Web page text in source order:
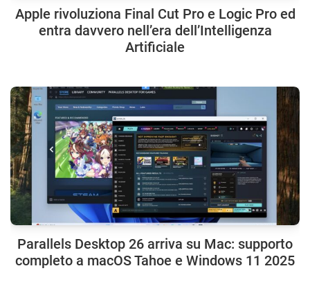
Apple rivoluziona Final Cut Pro e Logic Pro ed
entra davvero nell’era dell’Intelligenza
Artificiale
Parallels Desktop 26 arriva su Mac: supporto
completo a macOS Tahoe e Windows 11 2025